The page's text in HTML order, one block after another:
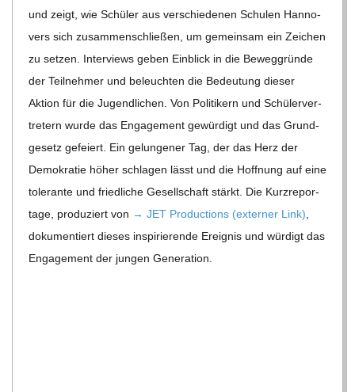
D
T
S
C
H
und zeigt, wie Schü­ler aus ver­schie­de­nen Schu­len Han­no­
vers sich zusam­men­schlie­ßen, um gemein­sam ein Zei­chen
zu set­zen. Inter­views geben Ein­blick in die Beweg­gründe
der Teil­neh­mer und beleuch­ten die Bedeu­tung die­ser
Aktion für die Jugend­li­chen. Von Poli­ti­kern und Schü­ler­ver­
tre­tern wurde das Enga­ge­ment gewür­digt und das Grund­
ge­setz gefei­ert. Ein gelun­ge­ner Tag, der das Herz der
Demo­kra­tie höher schla­gen lässt und die Hoff­nung auf eine
tole­rante und fried­li­che Gesell­schaft stärkt. Die Kurz­re­por­
tage, pro­du­ziert von → JET Pro­duc­tions (exter­ner Link)
doku­men­tiert die­ses inspi­rie­rende Ereig­nis und wür­digt das
Enga­ge­ment der jun­gen Generation.